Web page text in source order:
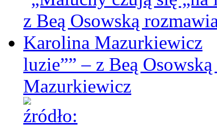
luzie”” – z Beą
Mazurkiewicz